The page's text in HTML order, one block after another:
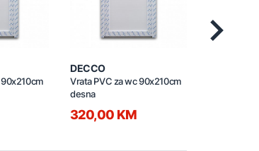
DECCO
Vrata PVC za wc 90x210cm
desna
320,00 KM